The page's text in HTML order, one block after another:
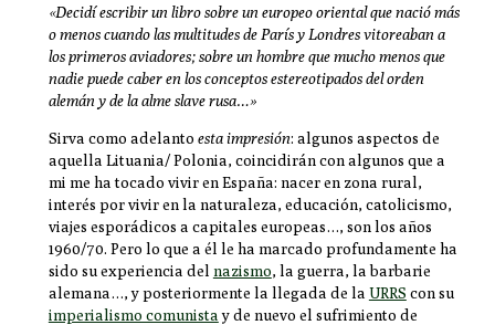
«Decidí escribir un libro sobre un europeo oriental que nació más
o menos cuando las multitudes de París y Londres vitoreaban a
los primeros aviadores; sobre un hombre que mucho menos que
nadie puede caber en los conceptos estereotipados del orden
alemán y de laalme slave rusa…»
Sirva como adelanto esta impresión: algunos aspectos de
aquella Lituania/ Polonia, coincidirán con algunos que a
mi me ha tocado vivir en España: nacer en zona rural,
interés por vivir en la naturaleza, educación, catolicismo,
viajes esporádicos a capitales europeas…, son los años
1960/70. Pero lo que a él le ha marcado profundamente ha
sido su experiencia del nazismo, la guerra, la barbarie
alemana…, y posteriormente la llegada de la URRS con su
imperialismo comunistay de nuevo el sufrimiento de